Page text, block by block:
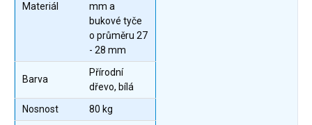
Materiál
mm a
bukové tyče
o průměru 27
- 28 mm
Barva
Přírodní
dřevo, bílá
Nosnost
80 kg